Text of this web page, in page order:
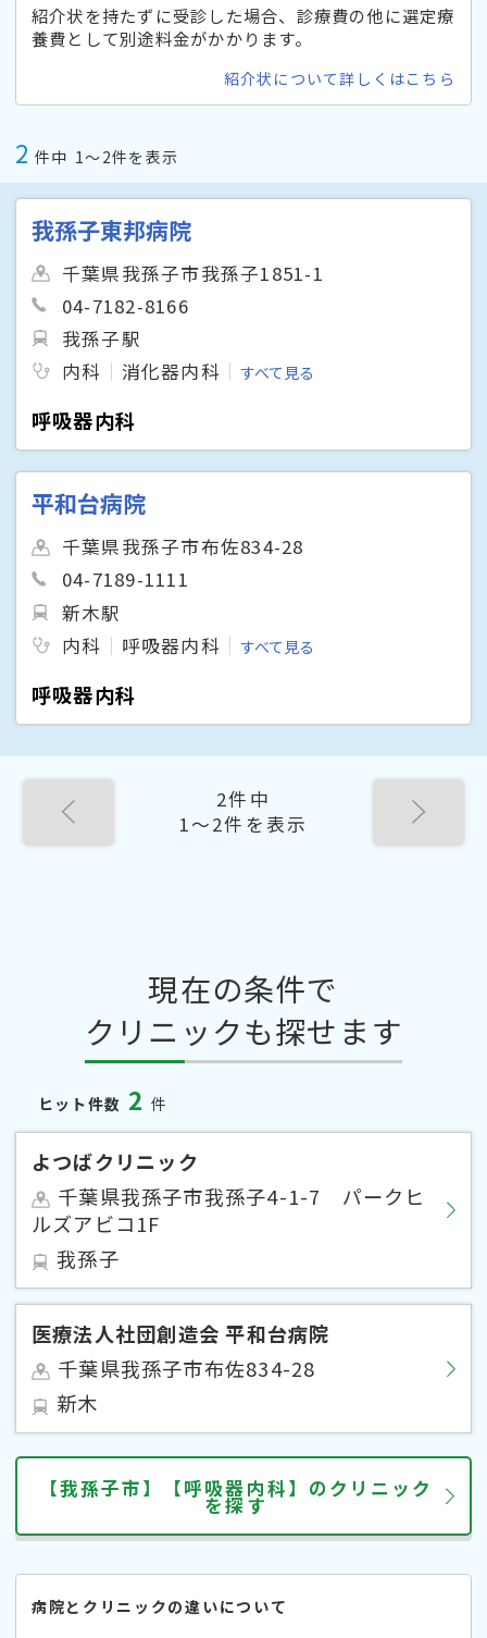
紹介状を持たずに受診した場合、診療費の他に選定療
養費として別途料金がかかります。
紹介状について詳しくはこちら
2 件中 1〜2件を表示
我孫子東邦病院
千葉県我孫子市我孫子1851-1
04-7182-8166
我孫子駅
内科
消化器内科 すべて見る
呼吸器内科
平和台病院
千葉県我孫子市布佐834-28
04-7189-1111
新木駅
内科
呼吸器内科 すべて見る
呼吸器内科
2件中
1〜2件を表示
現在の条件で
クリニックも探せます
ヒット件数 2 件
よつばクリニック
千葉県我孫子市我孫子4-1-7 パークヒ
ルズアビコ1F
我孫子
医療法人社団創造会 平和台病院
千葉県我孫子市布佐834-28
新木
【我孫子市】【呼吸器内科】のクリニック
を探す
病院とクリニックの違いについて